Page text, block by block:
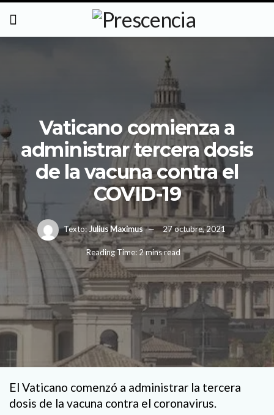
Vaticano comienza a
administrar tercera dosis
de la vacuna contra el
COVID-19
Texto: Julius Maximus 27 octubre, 2021
Reading Time: 2 mins read
El Vaticano comenzó a administrar la tercera
dosis de la vacuna contra el coronavirus.